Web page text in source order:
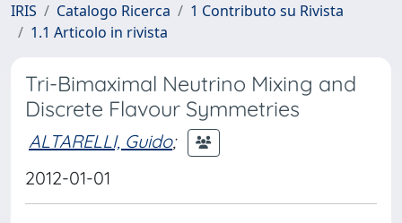
IRIS Catalogo Ricerca
1 Contributo su Rivista
1.1 Articolo in rivista
Tri-Bimaximal Neutrino Mixing and
Discrete Flavour Symmetries
ALTARELLI, Guido;
2012-01-01